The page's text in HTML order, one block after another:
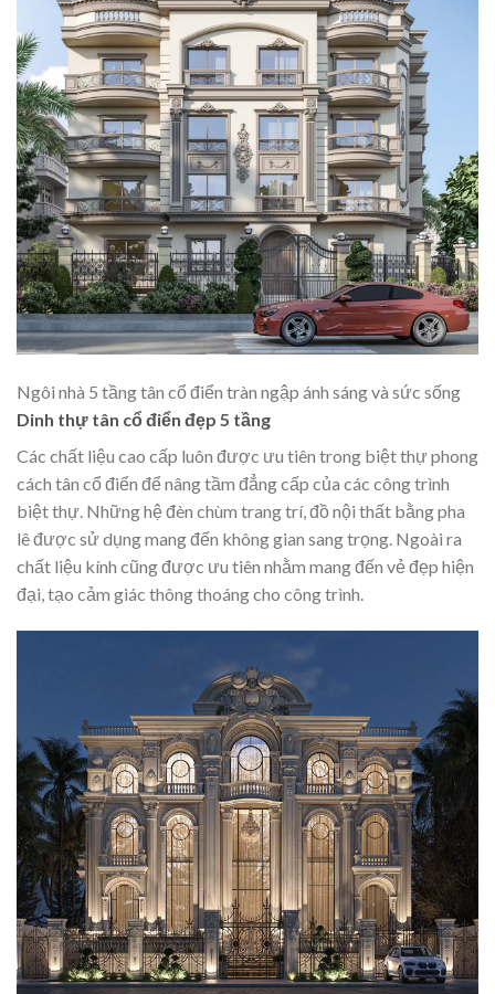
Ngôi nhà 5 tầng tân cổ điển tràn ngập ánh sáng và sức sống
Dinh thự tân cổ điển đẹp 5 tầng
Các chất liệu cao cấp luôn được ưu tiên trong biệt thự phong
cách tân cổ điển để nâng tầm đẳng cấp của các công trình
biệt thự. Những hệ đèn chùm trang trí, đồ nội thất bằng pha
lê được sử dụng mang đến không gian sang trọng. Ngoài ra
chất liệu kính cũng được ưu tiên nhằm mang đến vẻ đẹp hiện
đại, tạo cảm giác thông thoáng cho công trình.